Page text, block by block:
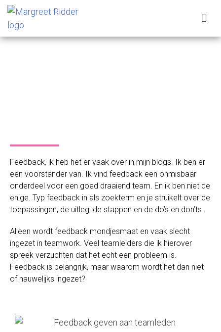
Feedback, ik heb het er vaak over in mijn blogs. Ik ben er
een voorstander van. Ik vind feedback een onmisbaar
onderdeel voor een goed draaiend team. En ik ben niet de
enige. Typ feedback in als zoekterm en je struikelt over de
toepassingen, de uitleg, de stappen en de do’s en don’ts.
Alleen wordt feedback mondjesmaat en vaak slecht
ingezet in teamwork. Veel teamleiders die ik hierover
spreek verzuchten dat het echt een probleem is.
Feedback is belangrijk, maar waarom wordt het dan niet
of nauwelijks ingezet?